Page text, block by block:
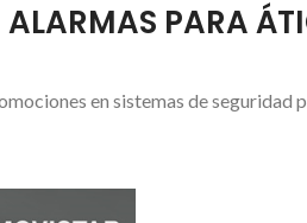
PARA
en sistemas de seguridad